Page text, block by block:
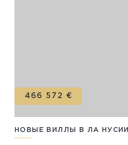
НОВЫЕ ВИЛЛЫ В ЛА НУСИИ
466 572 €